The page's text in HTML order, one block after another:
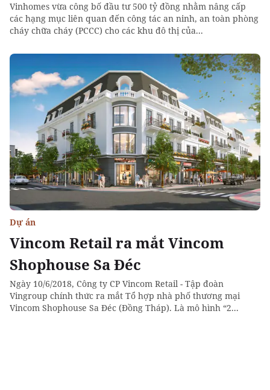
Vinhomes vừa công bố đầu tư 500 tỷ đồng nhằm nâng cấp
các hạng mục liên quan đến công tác an ninh, an toàn phòng
cháy chữa cháy (PCCC) cho các khu đô thị của...
Vincom Retail ra mắt Vincom
Shophouse Sa Đéc
Dự án
Ngày 10/6/2018, Công ty CP Vincom Retail - Tập đoàn
Vingroup chính thức ra mắt Tổ hợp nhà phố thương mại
Vincom Shophouse Sa Đéc (Đồng Tháp). Là mô hình “2...